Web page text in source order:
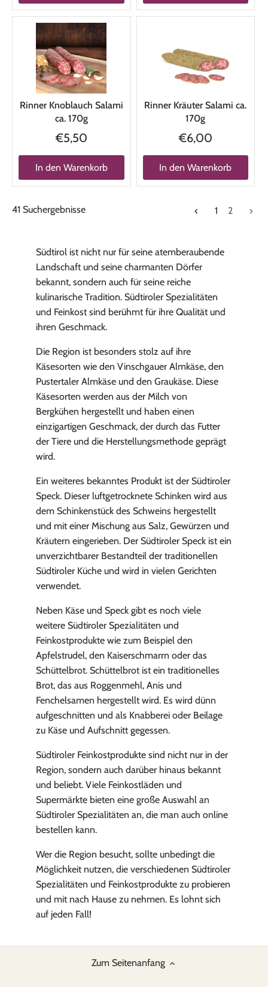
Rinner Knoblauch Salami
ca. 170g
€5,50
In den Warenkorb
Rinner Kräuter Salami ca.
170g
€6,00
In den Warenkorb
41 Suchergebnisse 1 2
Südtirol ist nicht nur für seine atemberaubende
Landschaft und seine charmanten Dörfer
bekannt, sondern auch für seine reiche
kulinarische Tradition. Südtiroler Spezialitäten
und Feinkost sind berühmt für ihre Qualität und
ihren Geschmack.
Die Region ist besonders stolz auf ihre
Käsesorten wie den Vinschgauer Almkäse, den
Pustertaler Almkäse und den Graukäse. Diese
Käsesorten werden aus der Milch von
Bergkühen hergestellt und haben einen
einzigartigen Geschmack, der durch das Futter
der Tiere und die Herstellungsmethode geprägt
wird.
Ein weiteres bekanntes Produkt ist der Südtiroler
Speck. Dieser luftgetrocknete Schinken wird aus
dem Schinkenstück des Schweins hergestellt
und mit einer Mischung aus Salz, Gewürzen und
Kräutern eingerieben. Der Südtiroler Speck ist ein
unverzichtbarer Bestandteil der traditionellen
Südtiroler Küche und wird in vielen Gerichten
verwendet.
Neben Käse und Speck gibt es noch viele
weitere Südtiroler Spezialitäten und
Feinkostprodukte wie zum Beispiel den
Apfelstrudel, den Kaiserschmarrn oder das
Schüttelbrot. Schüttelbrot ist ein traditionelles
Brot, das aus Roggenmehl, Anis und
Fenchelsamen hergestellt wird. Es wird dünn
aufgeschnitten und als Knabberei oder Beilage
zu Käse und Aufschnitt gegessen.
Südtiroler Feinkostprodukte sind nicht nur in der
Region, sondern auch darüber hinaus bekannt
und beliebt. Viele Feinkostläden und
Supermärkte bieten eine große Auswahl an
Südtiroler Spezialitäten an, die man auch online
bestellen kann.
Wer die Region besucht, sollte unbedingt die
Möglichkeit nutzen, die verschiedenen Südtiroler
Spezialitäten und Feinkostprodukte zu probieren
und mit nach Hause zu nehmen. Es lohnt sich
auf jeden Fall!
Zum Seitenanfang